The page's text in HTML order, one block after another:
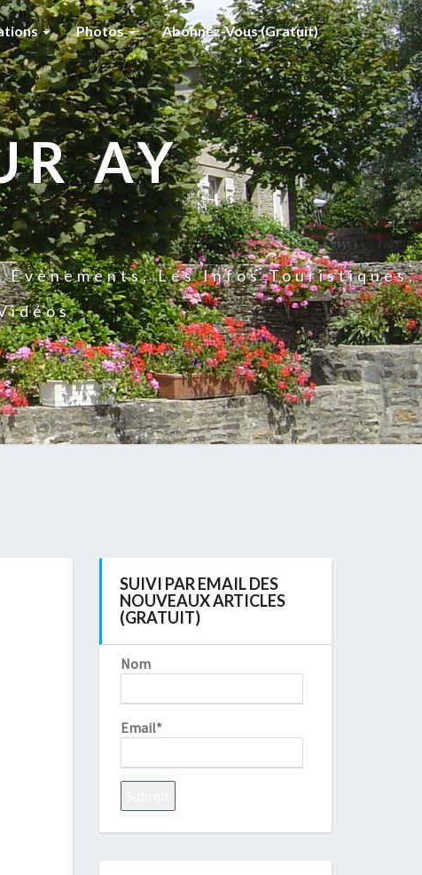
Photos Abonnez-Vous (gratuit)
AY
Évènements, Les Infos Touristiques,
SUIVI PAR EMAIL DES
NOUVEAUX ARTICLES
(GRATUIT)
Nom
Email*